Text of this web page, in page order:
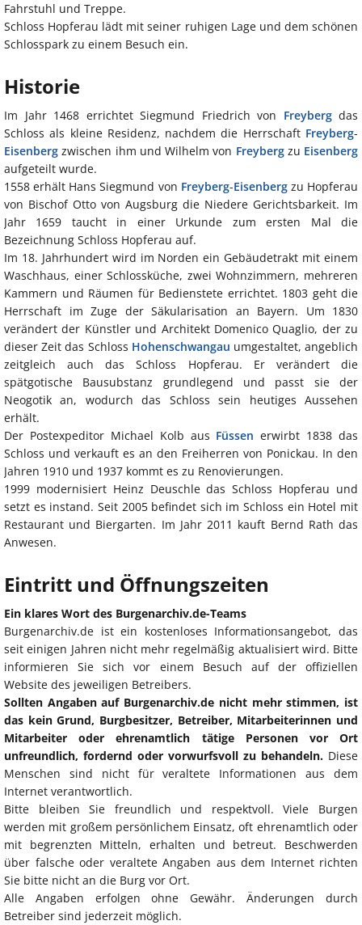
Fahrstuhl und Treppe.
Schloss Hopferau lädt mit seiner ruhigen Lage und dem schönen
Schlosspark zu einem Besuch ein.
Historie
Im Jahr 1468 errichtet Siegmund Friedrich von Freybergdas
Schloss als kleine Residenz, nachdem die Herrschaft Freyberg-
Eisenberg zwischen ihm und Wilhelm von Freybergzu Eisenberg
aufgeteilt wurde.
1558 erhält Hans Siegmund von Freyberg-Eisenbergzu Hopferau
von Bischof Otto von Augsburg die Niedere Gerichtsbarkeit. Im
Jahr 1659 taucht in einer Urkunde zum ersten Mal die
Bezeichnung Schloss Hopferau auf.
Im 18. Jahrhundert wird im Norden ein Gebäudetrakt mit einem
Waschhaus, einer Schlossküche, zwei Wohnzimmern, mehreren
Kammern und Räumen für Bedienstete errichtet. 1803 geht die
Herrschaft im Zuge der Säkularisation an Bayern. Um 1830
verändert der Künstler und Architekt Domenico Quaglio, der zu
dieser Zeit das Schloss Hohenschwangau umgestaltet, angeblich
zeitgleich auch das Schloss Hopferau. Er verändert die
spätgotische Bausubstanz grundlegend und passt sie der
Neogotik an, wodurch das Schloss sein heutiges Aussehen
erhält.
Der Postexpeditor Michael Kolb aus Füssen erwirbt 1838 das
Schloss und verkauft es an den Freiherren von Ponickau. In den
Jahren 1910 und 1937 kommt es zu Renovierungen.
1999 modernisiert Heinz Deuschle das Schloss Hopferau und
setzt es instand. Seit 2005 befindet sich im Schloss ein Hotel mit
Restaurant und Biergarten. Im Jahr 2011 kauft Bernd Rath das
Anwesen.
Eintritt und Öffnungszeiten
Ein klares Wort des Burgenarchiv.de-Teams
Burgenarchiv.de ist ein kostenloses Informationsangebot, das
seit einigen Jahren nicht mehr regelmäßig aktualisiert wird. Bitte
informieren Sie sich vor einem Besuch auf der offiziellen
Website des jeweiligen Betreibers.
Sollten Angaben auf Burgenarchiv.de nicht mehr stimmen, ist
das kein Grund, Burgbesitzer, Betreiber, Mitarbeiterinnen und
Mitarbeiter oder ehrenamtlich tätige Personen vor Ort
unfreundlich, fordernd oder vorwurfsvoll zu behandeln. Diese
Menschen sind nicht für veraltete Informationen aus dem
Internet verantwortlich.
Bitte bleiben Sie freundlich und respektvoll. Viele Burgen
werden mit großem persönlichem Einsatz, oft ehrenamtlich oder
mit begrenzten Mitteln, erhalten und betreut. Beschwerden
über falsche oder veraltete Angaben aus dem Internet richten
Sie bitte nicht an die Burg vor Ort.
Alle Angaben erfolgen ohne Gewähr. Änderungen durch
Betreiber sind jederzeit möglich.